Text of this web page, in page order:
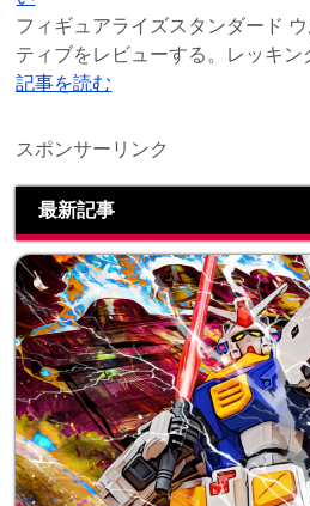
フィギュアライズスタンダード
ティブをレビューする。レッキ
再現した、ウルトラマンジードプ
記事を読む
スポンサーリンク
最新記事